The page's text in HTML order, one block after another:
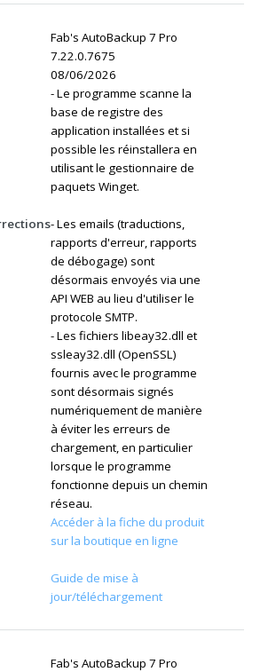
Fab's AutoBackup 7 Pro
7.22.0.7675
08/06/2026
- Le programme scanne la
base de registre des
application installées et si
possible les réinstallera en
utilisant le gestionnaire de
paquets Winget.
- Les emails (traductions,
rapports d'erreur, rapports
de débogage) sont
désormais envoyés via une
API WEB au lieu d'utiliser le
protocole SMTP.
- Les fichiers libeay32.dll et
ssleay32.dll (OpenSSL)
fournis avec le programme
sont désormais signés
numériquement de manière
à éviter les erreurs de
chargement, en particulier
lorsque le programme
fonctionne depuis un chemin
réseau.
Accéder à la fiche du produit
sur la boutique en ligne
Guide de mise à
jour/téléchargement
Fab's AutoBackup 7 Pro